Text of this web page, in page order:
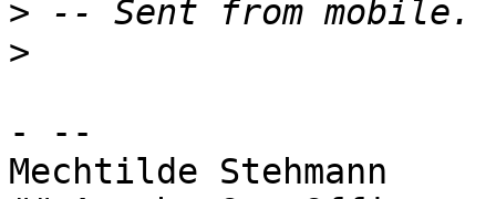
>
>
- --
Mechtilde Stehmann